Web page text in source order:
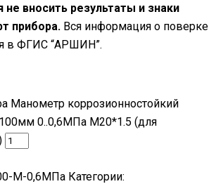
не вносить результаты и знаки
прибора. Вся информация о поверке
в ФГИС “АРШИН”.
Манометр коррозионностойкий
0..0,6МПа M20*1.5 (для
М-0,6МПа Категории: